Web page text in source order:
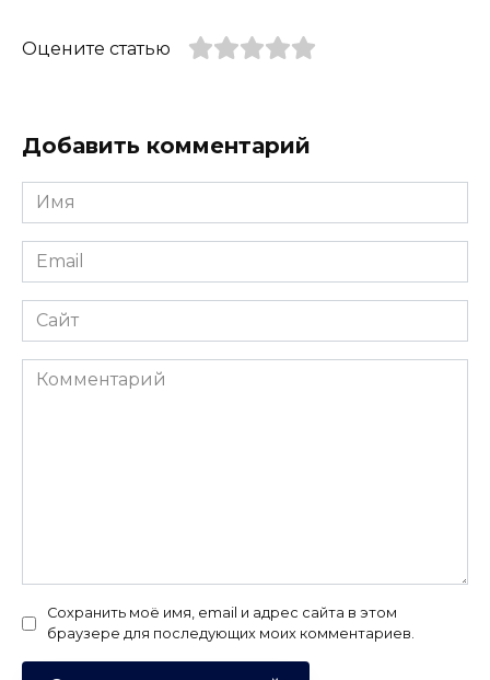
Оцените статью
Добавить комментарий
Имя
*
Email
*
Сайт
Комментарий
Сохранить моё имя, email и адрес сайта в этом
браузере для последующих моих комментариев.